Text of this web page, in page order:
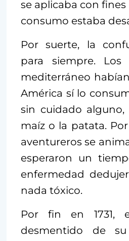
se aplicaba con
consumo estaba
Por suerte, la
para siempre. Los
mediterráneo
América sí lo
sin cuidado
maíz o la patata.
aventureros se
esperaron un
enfermedad
nada tóxico.
Por fin en 1731,
desmentido de